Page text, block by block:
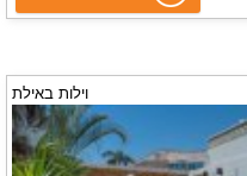
וילות באילת